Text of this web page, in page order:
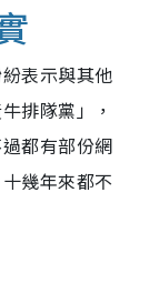
表示與其他
排隊黨」，
都有部份網
幾年來都不